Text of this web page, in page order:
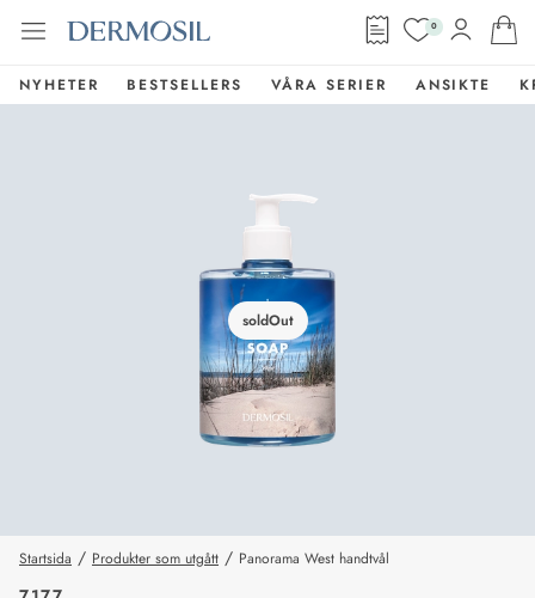
0
NYHETER BESTSELLERS VÅRA SERIER ANSIKTE
soldOut
Startsida / Produkter som utgått / Panorama West handtvål